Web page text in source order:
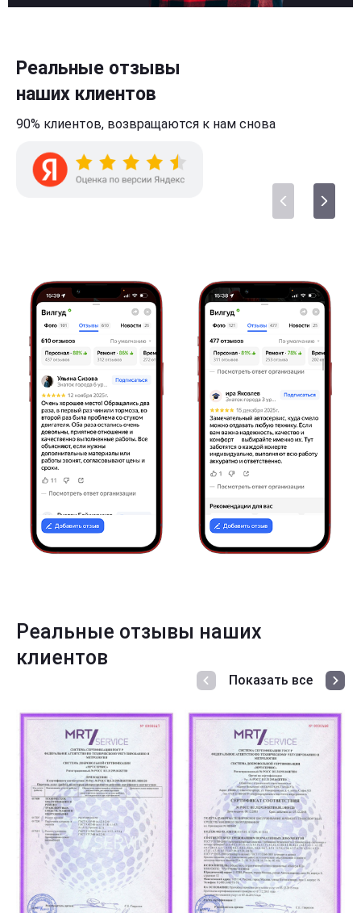
Реальные отзывы
наших клиентов
90% клиентов, возвращаются к нам снова
Реальные отзывы наших
клиентов
Показать все